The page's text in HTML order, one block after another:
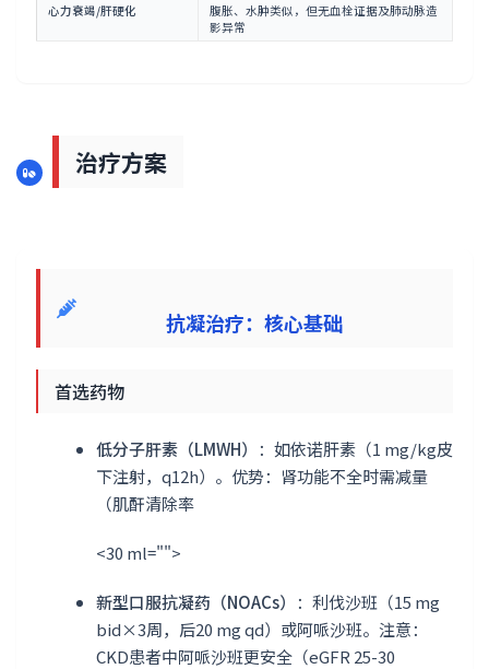
心力衰竭/肝硬化
腹胀、水肿类似，但无血栓证据及肺动脉造
影异常
治疗方案
抗凝治疗：核心基础
首选药物
低分子肝素（LMWH）
：如依诺肝素（1 mg/kg皮
下注射，q12h）。优势：肾功能不全时需减量
（肌酐清除率
<30 ml="">
新型口服抗凝药（NOACs）
：利伐沙班（15 mg
bid×3周，后20 mg qd）或阿哌沙班。注意：
CKD患者中阿哌沙班更安全（eGFR 25-30